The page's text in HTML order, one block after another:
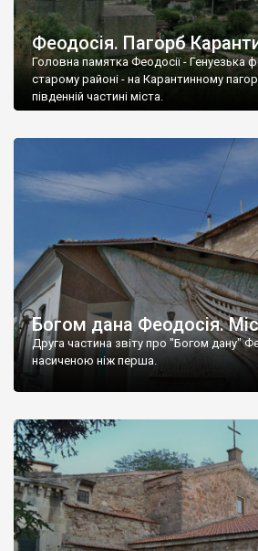
Феодосія. Пагорб
Головна памятка Феодосії - Генуезька
старому районі - на Карантинному
південній частині міста.
Богом дана Феодосія.
Друга частина звіту про "Богом дану"
насиченою ніж перша.